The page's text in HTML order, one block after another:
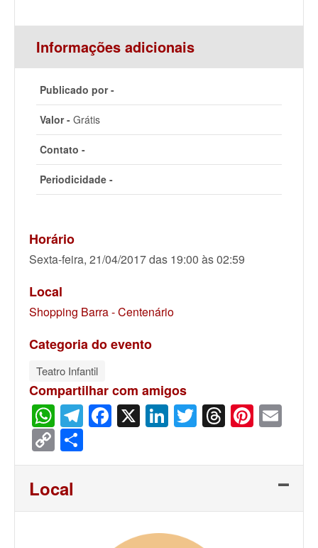
Informações adicionais
Publicado por -
Valor - Grátis
Contato -
Periodicidade -
Horário
Sexta-feira, 21/04/2017 das 19:00 às 02:59
Local
Shopping Barra - Centenário
Categoria do evento
Teatro Infantil
Compartilhar com amigos
WhatsApp
Telegram
Facebook
X LinkedIn
Twitter
Threads
Copy
Link
Local